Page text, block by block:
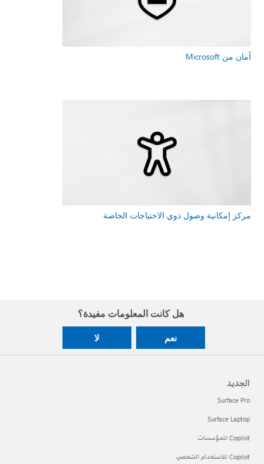
أمان من Microsoft
مركز إمكانية وصول ذوي الاحتياجات الخاصة
هل كانت المعلومات مفيدة؟
نعم لا
الجديد
Surface Pro
Surface Laptop
Copilot للمؤسسات
Copilot للاستخدام الشخصي